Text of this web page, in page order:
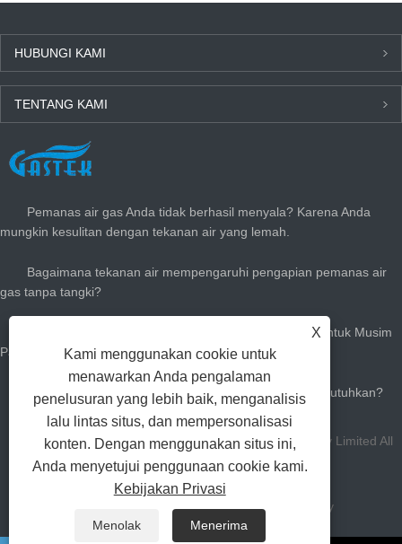
HUBUNGI KAMI
TENTANG KAMI
BERITA TERBARU
Pemanas air gas Anda tidak berhasil menyala? Karena Anda
mungkin kesulitan dengan tekanan air yang lemah.
Bagaimana tekanan air mempengaruhi pengapian pemanas air
gas tanpa tangki?
Cara Menyesuaikan Pemanas Air Gas Instan Anda Untuk Musim
Panas: Kurangi Tagihan Gas & Tetaplah dengan Dingin
Seberapa besar pemanas air panas gas yang Anda butuhkan?
Hak Cipta Zhongshan Gastek Home Appliance Company Limited All
Rights Reserved.
RSS XML Privacy Policy
X
Kami menggunakan cookie untuk
menawarkan Anda pengalaman
penelusuran yang lebih baik, menganalisis
lalu lintas situs, dan mempersonalisasi
konten. Dengan menggunakan situs ini,
Anda menyetujui penggunaan cookie kami.
Kebijakan Privasi
Menolak Menerima